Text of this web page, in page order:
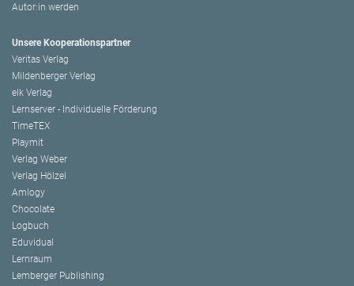
Autor:in werden
Unsere Kooperationspartner
Veritas Verlag
Mildenberger Verlag
elk Verlag
Lernserver - Individuelle Förderung
TimeTEX
Playmit
Verlag Weber
Verlag Hölzel
Amlogy
Chocolate
Logbuch
Eduvidual
Lernraum
Lemberger Publishing